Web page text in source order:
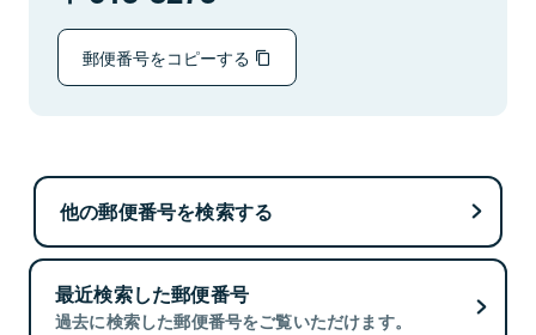
郵便番号をコピーする
他の郵便番号を検索する
最近検索した郵便番号
過去に検索した郵便番号をご覧いただけます。